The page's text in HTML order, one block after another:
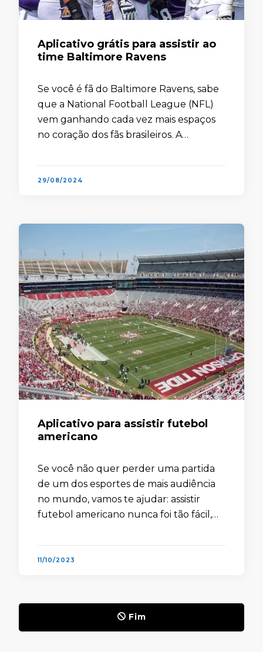
Aplicativo grátis para assistir ao
time Baltimore Ravens
Se você é fã do Baltimore Ravens, sabe
que a National Football League (NFL)
vem ganhando cada vez mais espaços
no coração dos fãs brasileiros. A
29/08/2024
Aplicativo para assistir futebol
americano
Se você não quer perder uma partida
de um dos esportes de mais audiência
no mundo, vamos te ajudar: assistir
futebol americano nunca foi tão fácil,
11/10/2023
Fim